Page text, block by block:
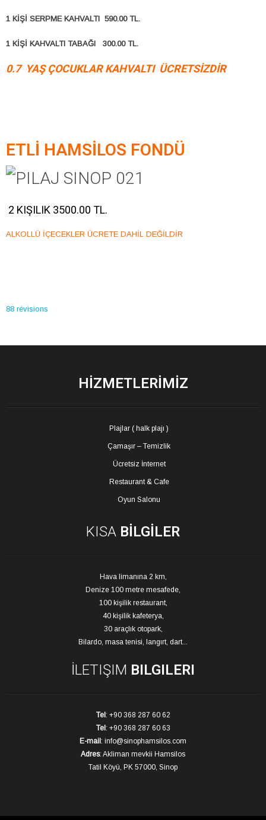
1 KİŞİ SERPME KAHVALTI 590.00 TL.
1 KİŞİ KAHVALTI TABAĞI 300.00 TL.
0.7 YAŞ ÇOCUKLAR KAHVALTI ÜCRETSİZDİR
ETLİ HAMSİLOS FONDÜ
2 KIŞILIK 3500.00 TL.
ALKOLLÜ İÇECEKLER ÜCRETE DAHİL DEĞİLDİR
88 révisions
HİZMETLERİMİZ
Plajlar ( halk plajı )
Çamaşır – Temizlik
Ücretsiz İnternet
Restaurant & Cafe
Oyun Salonu
KISA BİLGİLER
Hava limanına 2 km,
Denize 100 metre mesafede,
100 kişilik restaurant,
40 kişilik kafeterya,
30 araçlık otopark,
Bilardo, masa tenisi, langırt, dart...
İLETIŞIM BILGILERI
Tel: +90 368 287 60 62
Tel: +90 368 287 60 63
E-mail: info@sinophamsilos.com
Adres: Akliman mevkii Hamsilos
Tatil Köyü, PK 57000, Sinop